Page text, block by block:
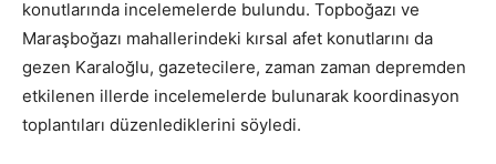
konutlarında incelemelerde bulundu. Topboğazı ve
Maraşboğazı mahallerindeki kırsal afet konutlarını da
gezen Karaloğlu, gazetecilere, zaman zaman depremden
etkilenen illerde incelemelerde bulunarak koordinasyon
toplantıları düzenlediklerini söyledi.